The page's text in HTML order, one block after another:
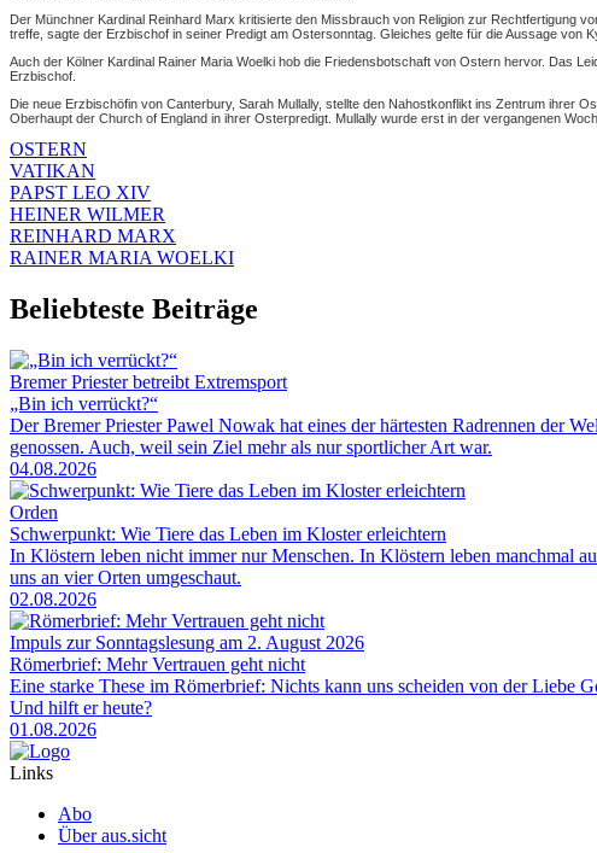
Der Münchner Kardinal Reinhard Marx kritisierte den Missbrauch von Religion zur Rechtfertigung
treffe, sagte der Erzbischof in seiner Predigt am Ostersonntag. Gleiches gelte für die Aussage von
Auch der Kölner Kardinal Rainer Maria Woelki hob die Friedensbotschaft von Ostern hervor. Das
Erzbischof.
Die neue Erzbischöfin von Canterbury, Sarah Mullally, stellte den Nahostkonflikt ins Zentrum ihrer
Oberhaupt der Church of England in ihrer Osterpredigt. Mullally wurde erst in der vergangenen
OSTERN
VATIKAN
PAPST LEO XIV
HEINER WILMER
REINHARD MARX
RAINER MARIA WOELKI
Beliebteste Beiträge
Bremer Priester betreibt Extremsport
„Bin ich verrückt?“
Der Bremer Priester Pawel Nowak hat eines der härtesten Radrennen der
genossen. Auch, weil sein Ziel mehr als nur sportlicher Art war.
04.08.2026
Orden
Schwerpunkt: Wie Tiere das Leben im Kloster erleichtern
In Klöstern leben nicht immer nur Menschen. In Klöstern leben manchmal
uns an vier Orten umgeschaut.
02.08.2026
Impuls zur Sonntagslesung am 2. August 2026
Römerbrief: Mehr Vertrauen geht nicht
Eine starke These im Römerbrief: Nichts kann uns scheiden von der Liebe
Und hilft er heute?
01.08.2026
Links
Abo
Über aus.sicht